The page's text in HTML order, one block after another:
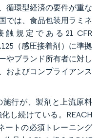
循環型経済の要件が重な
では、食品包装用ラミネ
規定である21 CFR
（感圧接着剤）に準拠
やブランド所有者に対し
およびコンプライアンス
施行が、製剤と上流原料
し続けている。REACH
ートの必須トレーニング